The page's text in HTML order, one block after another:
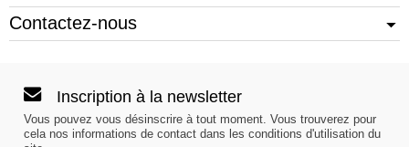
Contactez-nous
Inscription à la newsletter
Vous pouvez vous désinscrire à tout moment. Vous trouverez pour
cela nos informations de contact dans les conditions d'utilisation du